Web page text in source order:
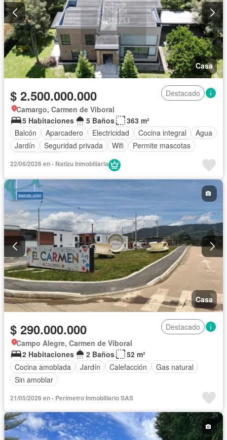
Casa
$ 2.500.000.000
Destacado
Camargo, Carmen de Viboral
5 Habitaciones
5 Baños
363 m²
Balcón
Aparcadero Electricidad Cocina integral
Agua
Jardín
Seguridad privada Wifi
Permite mascotas
22/06/2026 en - Natizu Inmobiliaria
Casa
$ 290.000.000
Destacado
Campo Alegre, Carmen de Viboral
2 Habitaciones
2 Baños
52 m²
Cocina amoblada
Jardín Calefacción
Gas natural
Sin amoblar
21/05/2026 en - Perímetro Inmobiliario SAS